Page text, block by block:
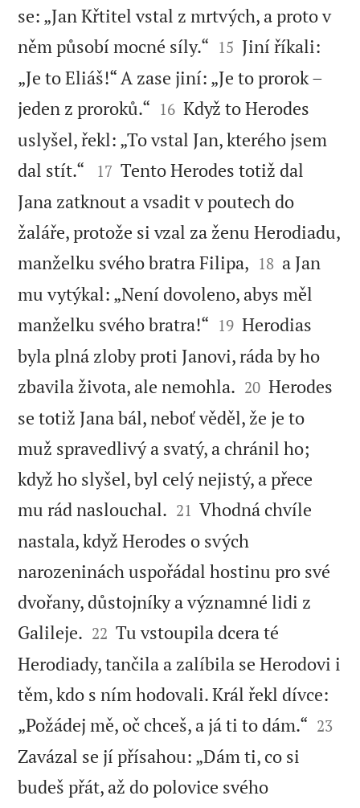
se: „Jan Křtitel vstal z mrtvých, a proto v
něm působí mocné síly.“ 

15 Jiní říkali:
„Je to Eliáš!“ A zase jiní: „Je to prorok –
jeden z proroků.“ 

16 Když to Herodes
uslyšel, řekl: „To vstal Jan, kterého jsem
dal stít.“


17 Tento Herodes totiž dal
Jana zatknout a vsadit v poutech do
žaláře, protože si vzal za ženu Herodiadu,
manželku svého bratra Filipa, 

18 a Jan
mu vytýkal: „Není dovoleno, abys měl
manželku svého bratra!“ 

19 Herodias
byla plná zloby proti Janovi, ráda by ho
zbavila života, ale nemohla. 

20 Herodes
se totiž Jana bál, neboť věděl, že je to
muž spravedlivý a svatý, a chránil ho;
když ho slyšel, byl celý nejistý, a přece
mu rád naslouchal. 

21 Vhodná chvíle
nastala, když Herodes o svých
narozeninách uspořádal hostinu pro své
dvořany, důstojníky a významné lidi z
Galileje. 

22 Tu vstoupila dcera té
Herodiady, tančila a zalíbila se Herodovi i
těm, kdo s ním hodovali. Král řekl dívce:
„Požádej mě, oč chceš, a já ti to dám.“ 

23
Zavázal se jí přísahou: „Dám ti, co si
budeš přát, až do polovice svého